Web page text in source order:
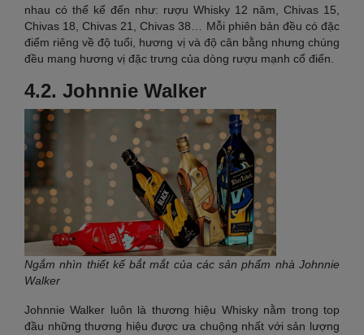
nhau có thể kể đến như: rượu Whisky 12 năm, Chivas 15,
Chivas 18, Chivas 21, Chivas 38… Mỗi phiên bản đều có đặc
điểm riêng về độ tuổi, hương vị và độ cân bằng nhưng chúng
đều mang hương vị đặc trưng của dòng rượu mạnh cổ điển.
4.2. Johnnie Walker
Ngắm nhìn thiết kế bắt mắt của các sản phẩm nhà Johnnie
Walker
Johnnie Walker luôn là thương hiệu Whisky nằm trong top
đầu những thương hiệu được ưa chuộng nhất với sản lượng